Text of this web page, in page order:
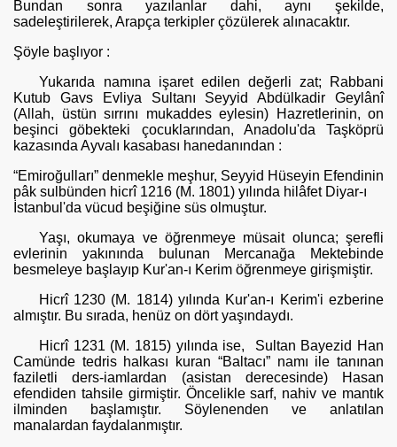
Bundan sonra yazılanlar dahi, aynı şekilde,
sadeleştirilerek, Arapça terkipler çözülerek alınacaktır.
Şöyle başlıyor :
Yukarıda namına işaret edilen değerli zat; Rabbani
Kutub Gavs Ev­liya Sultanı Seyyid Abdülkadir Geylânî
(Allah, üstün sırrını mukaddes eylesin) Hazretlerinin, on
beşinci göbekteki çocuklarından, Anadolu'da Taşköprü
kazasında Ayvalı kasabası hanedanından :
“Emiroğulları” denmekle meşhur, Seyyid Hüseyin Efendinin
pâk sulbünden hicrî 1216 (M. 1801) yılında hilâfet Diyar-ı
İstanbul'da vücud beşiğine süs ol­muştur.
Yaşı, okumaya ve öğrenmeye müsait olunca; şerefli
evlerinin yakı­nında bulunan Mercanağa Mektebinde
besmeleye başlayıp Kur'an-ı Kerim öğrenmeye girişmiştir.
Hicrî 1230 (M. 1814) yılında Kur'an-ı Kerim'i ezberine
almıştır. Bu sırada, henüz on dört yaşındaydı.
Hicrî 1231 (M. 1815) yılında ise, Sultan Bayezid Han
Camünde ted­ris halkası kuran “Baltacı” namı ile tanınan
faziletli ders-iamlardan (asistan derecesinde) Hasan
efendiden tahsile girmiştir. Öncelikle sarf, nahiv ve mantık
ilminden başlamıştır. Söylenenden ve anlatılan
manalardan faydalanmıştır.